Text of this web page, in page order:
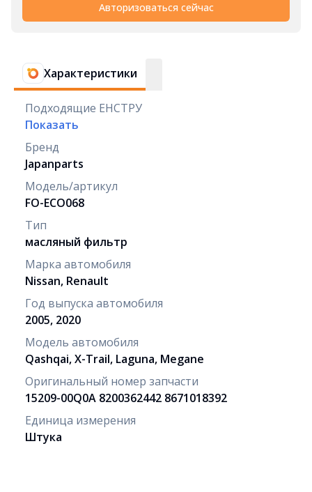
Авторизоваться сейчас
Характеристики
Подходящие ЕНСТРУ
Показать
Бренд
Japanparts
Модель/артикул
FO-ECO068
Тип
масляный фильтр
Марка автомобиля
Nissan, Renault
Год выпуска автомобиля
2005, 2020
Модель автомобиля
Qashqai, X-Trail, Laguna, Megane
Оригинальный номер запчасти
15209-00Q0A 8200362442 8671018392
Единица измерения
Штука